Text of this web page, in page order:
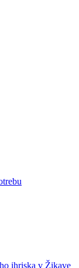
ihriska v Žikave